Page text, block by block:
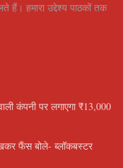
हमारा उद्देश्य पाठकों तक
कंपनी पर लगाएगा ₹13,000
फैंस बोले- ब्लॉकबस्टर